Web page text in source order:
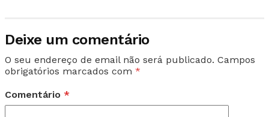
Deixe um comentário
O seu endereço de email não será publicado. Campos
obrigatórios marcados com *
Comentário *